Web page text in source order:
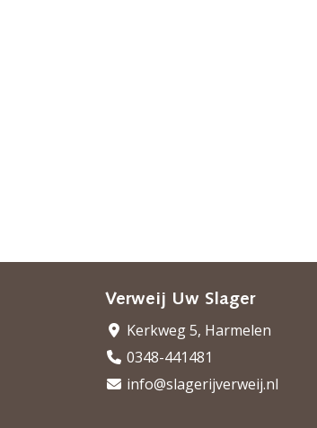
Verweij Uw Slager
Kerkweg 5, Harmelen
0348-441481
info@slagerijverweij.nl